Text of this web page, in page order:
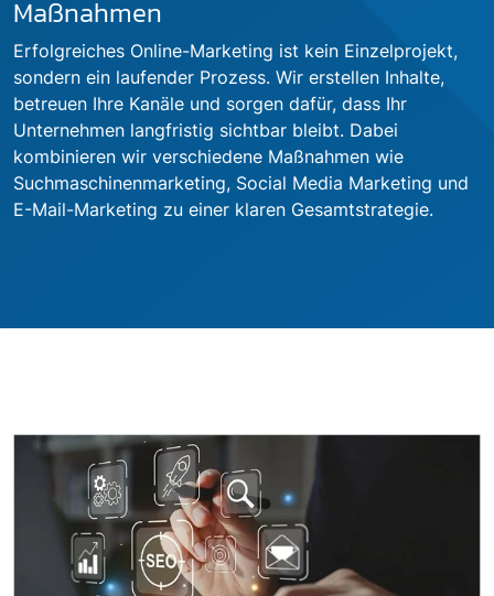
Maßnahmen
Erfolgreiches Online-Marketing ist kein Einzelprojekt,
sondern ein laufender Prozess. Wir erstellen Inhalte,
betreuen Ihre Kanäle und sorgen dafür, dass Ihr
Unternehmen langfristig sichtbar bleibt. Dabei
kombinieren wir verschiedene Maßnahmen wie
Suchmaschinenmarketing, Social Media Marketing und
E-Mail-Marketing zu einer klaren Gesamtstrategie.